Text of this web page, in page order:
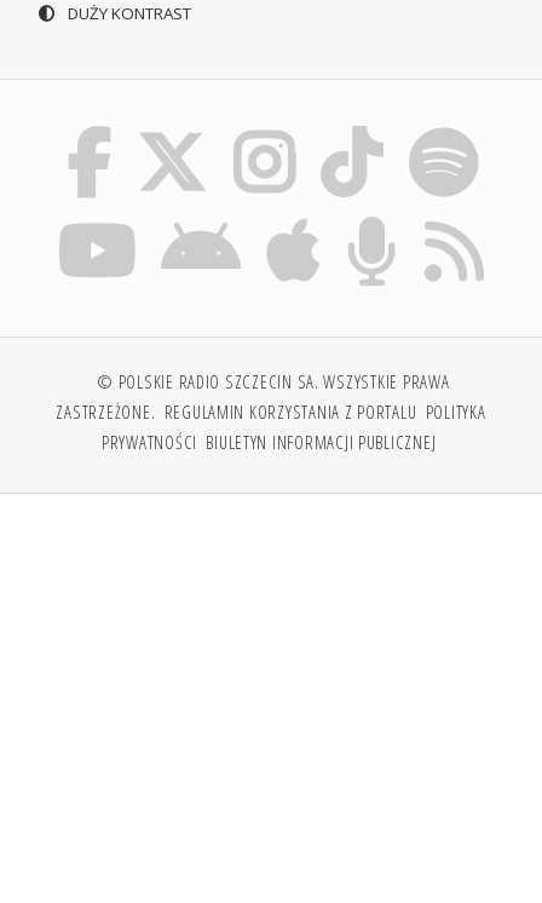
DUŻY KONTRAST
© POLSKIE RADIO SZCZECIN SA. WSZYSTKIE PRAWA
ZASTRZEŻONE. REGULAMIN KORZYSTANIA Z PORTALU POLITYKA
PRYWATNOŚCI BIULETYN INFORMACJI PUBLICZNEJ